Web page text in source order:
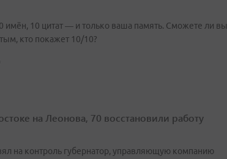
имён, 10 цитат — и только ваша память. Сможете ли вы
кто покажет 10/10?
на Леонова, 70 восстановили работу
на контроль губернатор, управляющую компанию